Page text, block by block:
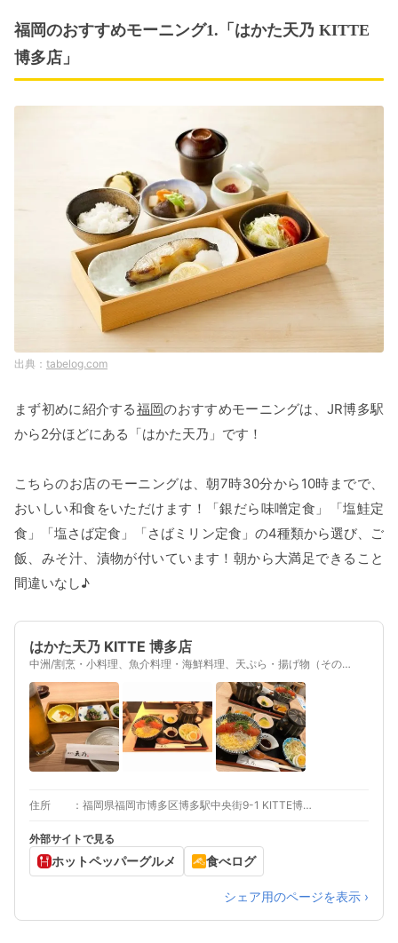
福岡のおすすめモーニング1.「はかた天乃 KITTE
博多店」
tabelog.com
まず初めに紹介する福岡のおすすめモーニングは、JR博多駅
から2分ほどにある「はかた天乃」です！
こちらのお店のモーニングは、朝7時30分から10時までで、
おいしい和食をいただけます！「銀だら味噌定食」「塩鮭定
食」「塩さば定食」「さばミリン定食」の4種類から選び、ご
飯、みそ汁、漬物が付いています！朝から大満足できること
間違いなし♪
はかた天乃 KITTE 博多店
中洲/割烹・小料理、魚介料理・海鮮料理、天ぷら・揚げ物（その
住所 福岡県福岡市博多区博多駅中央街9-1 KITTE博多 B1F
外部サイトで見る
ホットペッパーグルメ 食べログ
シェア用のページを表示 ›